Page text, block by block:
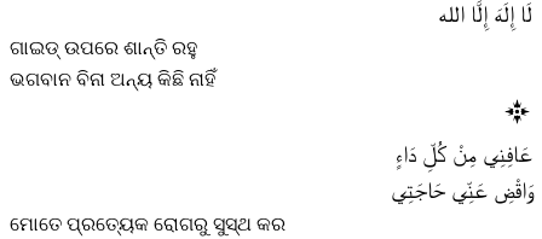
لَا إِلَهَ إِلَّا الله
ଗାଇଡ୍ ଉପରେ ଶାନ୍ତି ରହୁ
ଭଗବାନ ବିନା ଅନ୍ୟ କିଛି ନାହିଁ
عَافِنِي مِنْ كُلِّ دَاءٍ
وَاقْضِ عَنِّي حَاجَتِي
ମୋତେ ପ୍ରତ୍ୟେକ ରୋଗରୁ ସୁସ୍ଥ କର